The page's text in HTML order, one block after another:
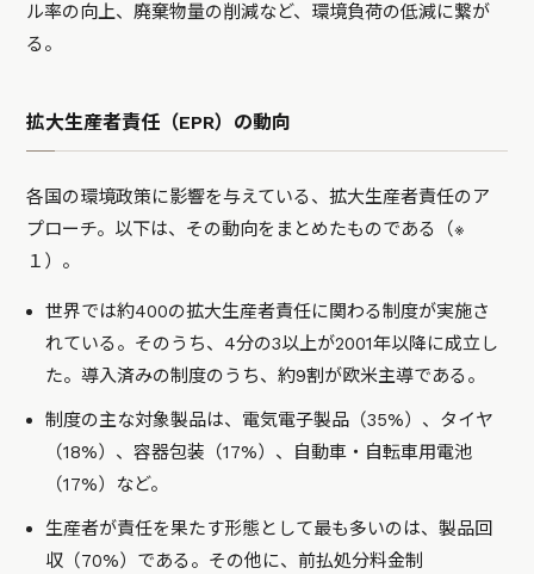
ル率の向上、廃棄物量の削減など、環境負荷の低減に繋が
る。
拡大生産者責任（EPR）の動向
各国の環境政策に影響を与えている、拡大生産者責任のア
プローチ。以下は、その動向をまとめたものである（※
１）。
世界では約400の拡大生産者責任に関わる制度が実施さ
れている。そのうち、4分の3以上が2001年以降に成立し
た。導入済みの制度のうち、約9割が欧米主導である。
制度の主な対象製品は、電気電子製品（35%）、タイヤ
（18%）、容器包装（17%）、自動車・自転車用電池
（17%）など。
生産者が責任を果たす形態として最も多いのは、製品回
収（70%）である。その他に、前払処分料金制